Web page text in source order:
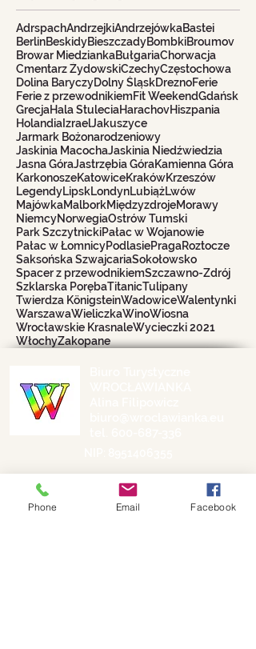
AdrspachAndrzejkiAndrzejówkaBastei
BerlinBeskidyBieszczadyBombkiBroumov
Browar MiedziankaBułgariaChorwacja
Cmentarz ŻydowskiCzechyCzęstochowa
Dolina BaryczyDolny ŚląskDreznoFerie
Ferie z przewodnikiemFit WeekendGdańsk
GrecjaHala StuleciaHarachovHiszpania
Holandia IzraelJakuszyce
Jarmark Bożonarodzeniowy
Jaskinia MacochaJaskinia Niedźwiedzia
Jasna GóraJastrzębia GóraKamienna Góra
KarkonoszeKatowiceKrakówKrzeszów
LegendyLipskLondynLubiążLwów
MajówkaMalborkMiędzyzdrojeMorawy
NiemcyNorwegiaOstrów Tumski
Park SzczytnickiPałac w Wojanowie
Pałac w ŁomnicyPodlasiePragaRoztocze
Saksońska SzwajcariaSokołowsko
Spacer z przewodnikiemSzczawno-Zdrój
Szklarska PorębaTitanicTulipany
Twierdza KönigsteinWadowiceWalentynki
WarszawaWieliczkaWinoWiosna
Wrocławskie KrasnaleWycieczki 2021
WłochyZakopane
numer konta:
98 1140 2004 0000
3602 8457 0212
Phone Email Facebook